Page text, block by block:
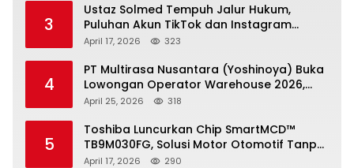
3
Ustaz Solmed Tempuh Jalur Hukum,
Puluhan Akun TikTok dan Instagram
Dilaporkan atas Tuduhan Fitnah
April 17, 2026 323
4
PT Multirasa Nusantara (Yoshinoya) Buka
Lowongan Operator Warehouse 2026,
Penempatan CK Bekasi
April 25, 2026 318
5
Toshiba Luncurkan Chip SmartMCD™
TB9M030FG, Solusi Motor Otomotif Tanpa
Sensor di Kecepatan Nol
April 17, 2026 290